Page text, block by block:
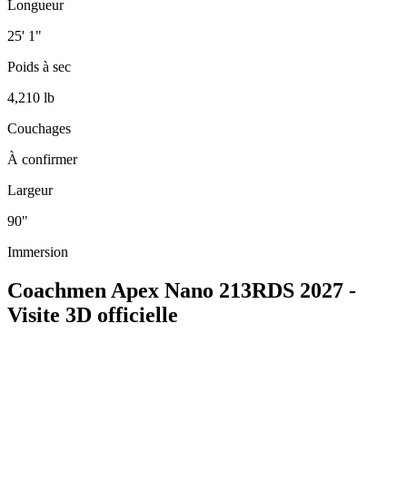
Longueur
25' 1"
Poids à sec
4,210 lb
Couchages
À confirmer
Largeur
90"
Immersion
Coachmen Apex Nano 213RDS 2027 -
Visite 3D officielle